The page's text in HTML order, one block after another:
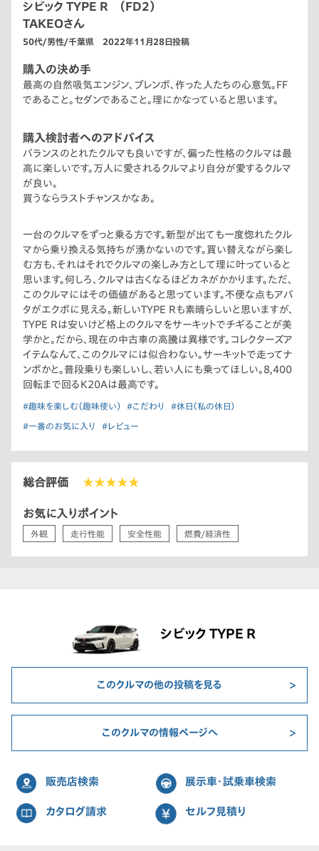
シビック TYPE R （FD2）
TAKEOさん
50代/男性/千葉県 2022年11月28日投稿
購入の決め手
最高の自然吸気エンジン、ブレンボ、作った人たちの心意気。FF
であること。セダンであること。理にかなっていると思います。
購入検討者へのアドバイス
バランスのとれたクルマも良いですが、偏った性格のクルマは最
高に楽しいです。万人に愛されるクルマより自分が愛するクルマ
が良い。
買うならラストチャンスかなあ。
一台のクルマをずっと乗る方です。新型が出ても一度惚れたクル
マから乗り換える気持ちが湧かないのです。買い替えながら楽し
む方も、それはそれでクルマの楽しみ方として理に叶っていると
思います。何しろ、クルマは古くなるほどカネがかかります。ただ、
このクルマにはその価値があると思っています。不便な点もアバ
タがエクボに見える。新しいTYPE Rも素晴らしいと思いますが、
TYPE Rは安いけど格上のクルマをサーキットでチギることが美
学かと。だから、現在の中古車の高騰は異様です。コレクターズア
イテムなんて、このクルマには似合わない。サーキットで走ってナ
ンボかと。普段乗りも楽しいし、若い人にも乗ってほしい。8,400
回転まで回るK20Aは最高です。
#趣味を楽しむ（趣味使い） #こだわり #休日（私の休日）
#一番のお気に入り #レビュー
総合評価 ★★★★★
お気に入りポイント
外観 走行性能 安全性能 燃費/経済性
シビック TYPE R
このクルマの他の投稿を見る
このクルマの情報ページへ
販売店検索 展示車・試乗車検索
カタログ請求 セルフ見積り